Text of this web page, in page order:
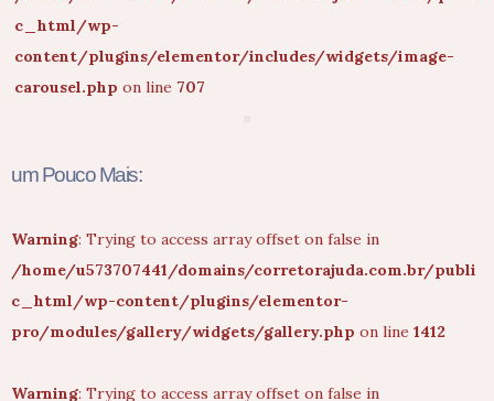
c_html/wp-
content/plugins/elementor/includes/widgets/image-
carousel.php on line 707
um Pouco Mais:
Warning: Trying to access array offset on false in
/home/u573707441/domains/corretorajuda.com.br/publi
c_html/wp-content/plugins/elementor-
pro/modules/gallery/widgets/gallery.php on line 1412
Warning: Trying to access array offset on false in